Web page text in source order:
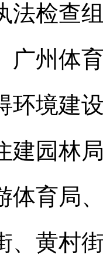
法检查
广州体
环境建
建园林
体育局
、黄村